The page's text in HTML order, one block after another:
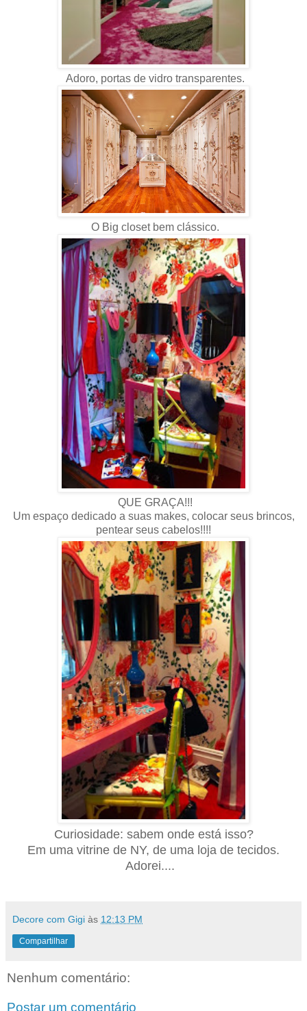
Adoro, portas de vidro transparentes.
O Big closet bem clássico.
QUE GRAÇA!!!
Um espaço dedicado a suas makes, colocar seus brincos,
pentear seus cabelos!!!!
Curiosidade: sabem onde está isso?
Em uma vitrine de NY, de uma loja de tecidos.
Adorei....
Decore com Gigi às 12:13 PM
Compartilhar
Nenhum comentário:
Postar um comentário